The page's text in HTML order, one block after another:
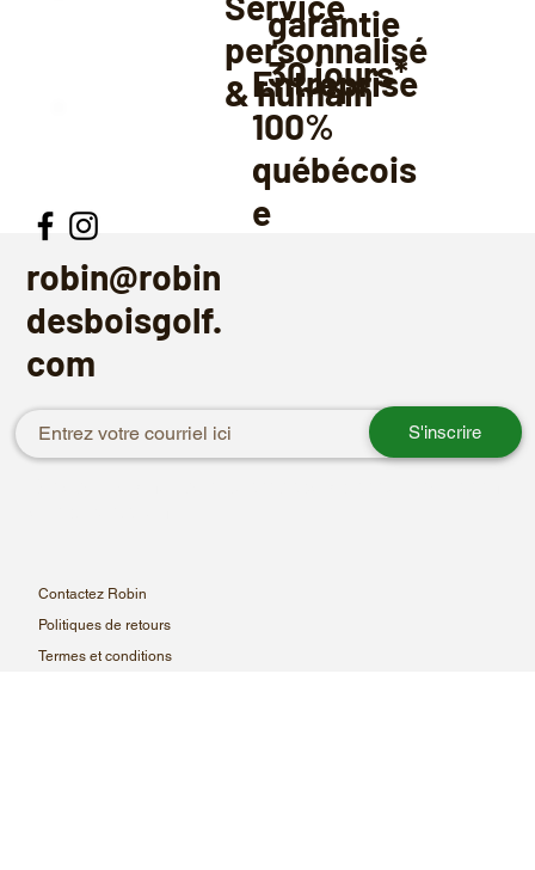
Entreprise
100%
québécois
e
garantie
30jours*
personnalisé
& humain
S'inscrire
Contactez Robin
Politiques de retours
Termes et conditions
robin@robin
desboisgolf.
com